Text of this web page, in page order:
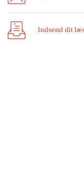
Indsend dit